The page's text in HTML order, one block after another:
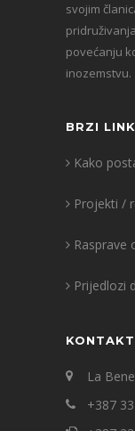
svojim
povećanju
inozemstvu.
BRZI
Kako
Projekti /
Rasprave
Prijedlozi
KONTAKT
La
+387